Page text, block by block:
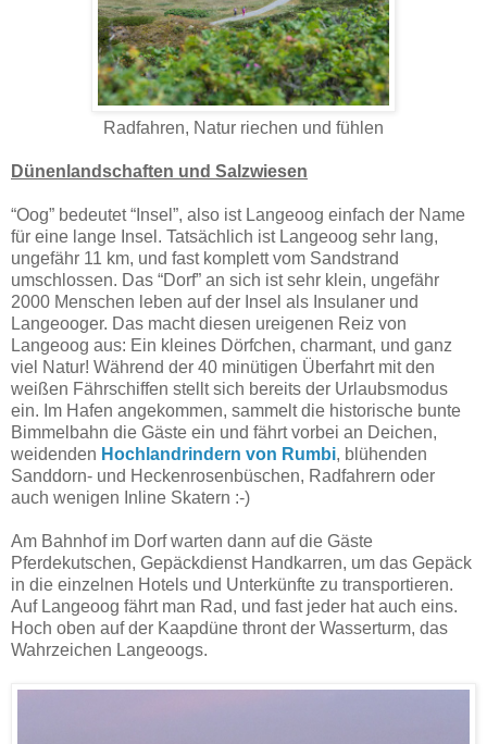
Radfahren, Natur riechen und fühlen
Dünenlandschaften und Salzwiesen
“Oog” bedeutet “Insel”, also ist Langeoog einfach der Name
für eine lange Insel. Tatsächlich ist Langeoog sehr lang,
ungefähr 11 km, und fast komplett vom Sandstrand
umschlossen. Das “Dorf” an sich ist sehr klein, ungefähr
2000 Menschen leben auf der Insel als Insulaner und
Langeooger. Das macht diesen ureigenen Reiz von
Langeoog aus: Ein kleines Dörfchen, charmant, und ganz
viel Natur! Während der 40 minütigen Überfahrt mit den
weißen Fährschiffen stellt sich bereits der Urlaubsmodus
ein. Im Hafen angekommen, sammelt die historische bunte
Bimmelbahn die Gäste ein und fährt vorbei an Deichen,
weidenden Hochlandrindern von Rumbi, blühenden
Sanddorn- und Heckenrosenbüschen, Radfahrern oder
auch wenigen Inline Skatern :-)
Am Bahnhof im Dorf warten dann auf die Gäste
Pferdekutschen, Gepäckdienst Handkarren, um das Gepäck
in die einzelnen Hotels und Unterkünfte zu transportieren.
Auf Langeoog fährt man Rad, und fast jeder hat auch eins.
Hoch oben auf der Kaapdüne thront der Wasserturm, das
Wahrzeichen Langeoogs.